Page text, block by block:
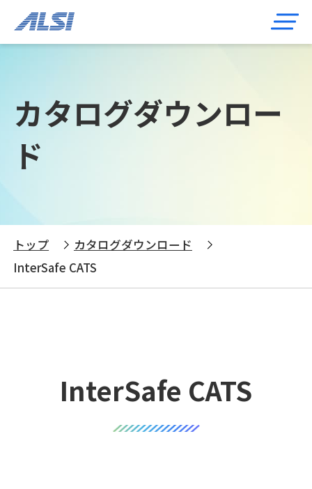
カタログダウンロー
ド
トップ
カタログダウンロード
InterSafe CATS
InterSafe CATS